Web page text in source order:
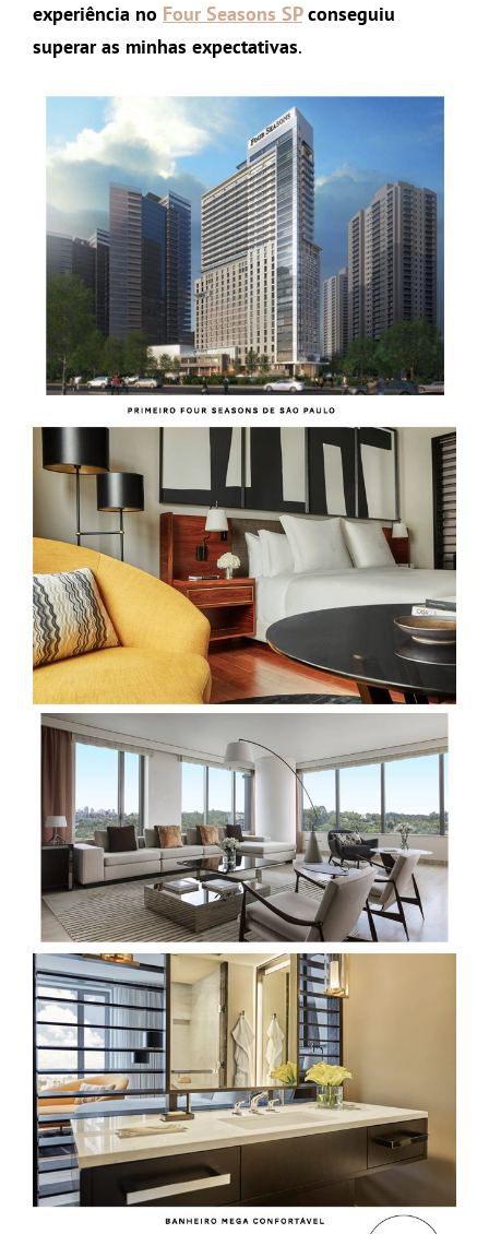
experiência no Four Seasons SPconseguiu
superar as minhas expectativas.